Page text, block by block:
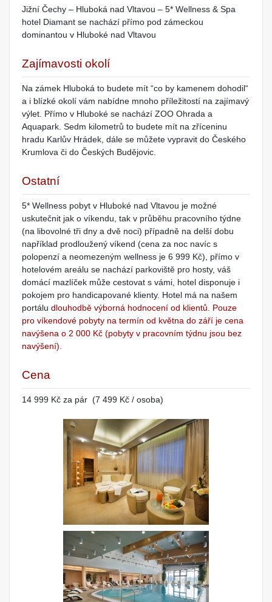
Jižní Čechy – Hluboká nad Vltavou – 5* Wellness & Spa
hotel Diamant se nachází přímo pod zámeckou
dominantou v Hluboké nad Vltavou
Zajímavosti okolí
Na zámek Hluboká to budete mít “co by kamenem dohodil“
a i blízké okolí vám nabídne mnoho příležitostí na zajímavý
výlet. Přímo v Hluboké se nachází ZOO Ohrada a
Aquapark. Sedm kilometrů to budete mít na zříceninu
hradu Karlův Hrádek, dále se můžete vypravit do Českého
Krumlova či do Českých Budějovic.
Ostatní
5* Wellness pobyt v Hluboké nad Vltavou je možné
uskutečnit jak o víkendu, tak v průběhu pracovního týdne
(na libovolné tři dny a dvě noci) případně na delší dobu
například prodloužený víkend (cena za noc navíc s
polopenzí a neomezeným wellness je 6 999 Kč), přímo v
hotelovém areálu se nachází parkoviště pro hosty, váš
domácí mazlíček může cestovat s vámi, hotel disponuje i
pokojem pro handicapované klienty. Hotel má na našem
portálu dlouhodbě výborná hodnocení od klientů. Pouze
pro víkendové pobyty na termín od května do září je cena
navýšena o 2 000 Kč (pobyty v pracovním týdnu jsou bez
navýšení).
Cena
14 999 Kč za pár (7 499 Kč / osoba)